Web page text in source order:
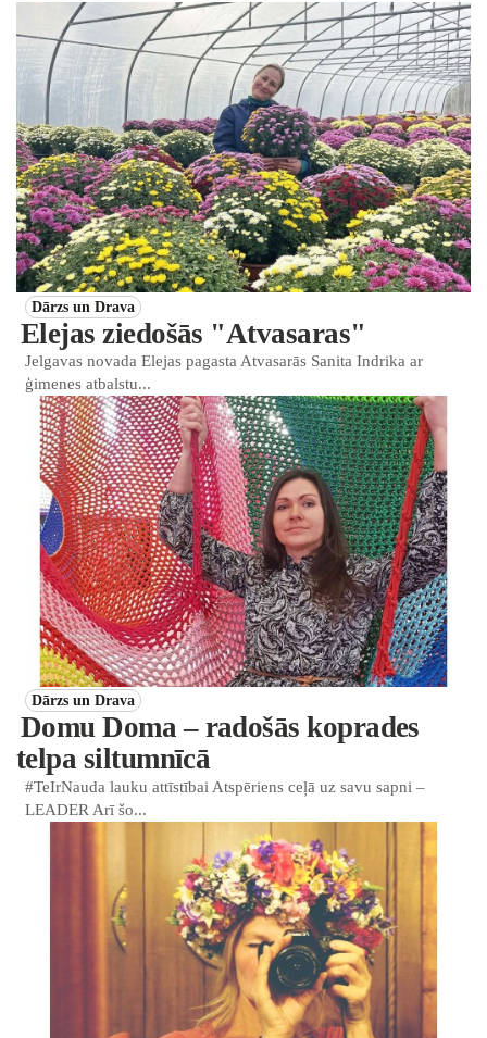
Dārzs un Drava
Elejas ziedošās "Atvasaras"
Jelgavas novada Elejas pagasta Atvasarās Sanita Indrika ar
ģimenes atbalstu...
Dārzs un Drava
Domu Doma – radošās koprades
telpa siltumnīcā
#TeIrNauda lauku attīstībai Atspēriens ceļā uz savu sapni –
LEADER Arī šo...